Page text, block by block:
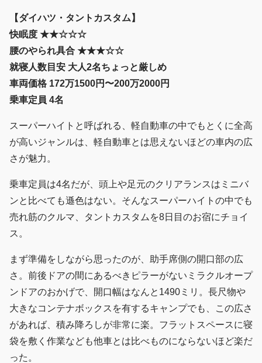
【ダイハツ・タントカスタム】
快眠度 ★★☆☆☆
腰のやられ具合 ★★★☆☆
就寝人数目安 大人2名ちょっと厳しめ
車両価格 172万1500円〜200万2000円
乗車定員 4名
スーパーハイトと呼ばれる、軽自動車の中でもとくに全高
が高いジャンルは、軽自動車とは思えないほどの車内の広
さが魅力。
乗車定員は4名だが、頭上や足元のクリアランスはミニバ
ンと比べても遜色はない。そんなスーパーハイトの中でも
売れ筋のクルマ、タントカスタムを8日目のお宿にチョイ
ス。
まず準備をしながら思ったのが、助手席側の開口部の広
さ。前後ドアの間にあるべきピラーがないミラクルオープ
ンドアのおかげで、開口幅はなんと1490ミリ。長尺物や
大きなコンテナボックスを有するキャンプでも、この広さ
があれば、積み降ろしが非常に楽。フラットスペースに寝
袋を敷く作業なども他車とは比べものにならないほど楽だ
った。